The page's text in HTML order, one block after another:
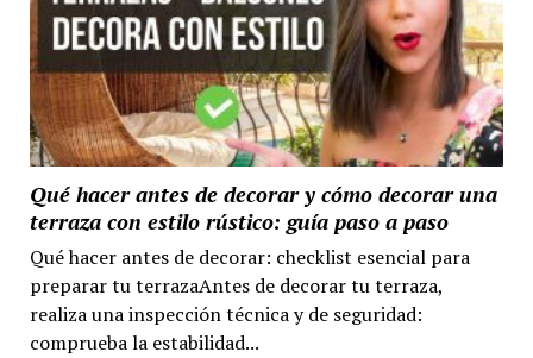
Qué hacer antes de decorar y cómo decorar una
terraza con estilo rústico: guía paso a paso
Qué hacer antes de decorar: checklist esencial para
preparar tu terrazaAntes de decorar tu terraza,
realiza una inspección técnica y de seguridad:
comprueba la estabilidad...